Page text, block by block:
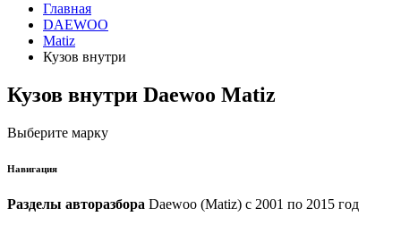
Главная
DAEWOO
Matiz
Кузов внутри
Кузов внутри Daewoo Matiz
Выберите марку
Навигация
Разделы авторазбора Daewoo (Matiz) с 2001 по 2015 год